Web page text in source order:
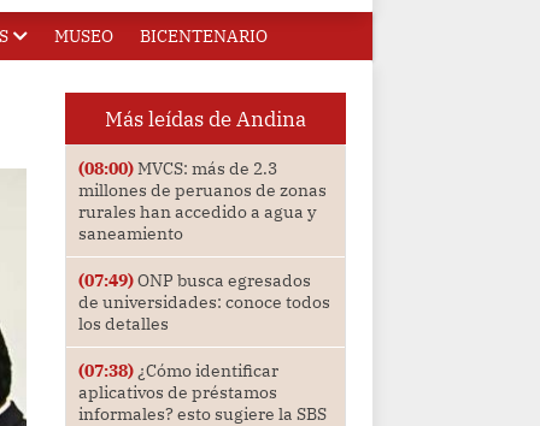
MUSEO BICENTENARIO
Más leídas de Andina
(08:00)MVCS: más de 2.3
millones de peruanos de zonas
rurales han accedido a agua y
saneamiento
(07:49)ONP busca egresados
de universidades: conoce todos
los detalles
(07:38)¿Cómo identificar
aplicativos de préstamos
informales? esto sugiere la SBS